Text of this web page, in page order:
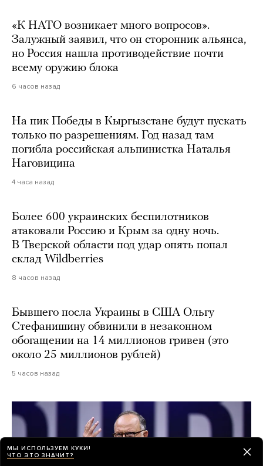
«К НАТО возникает много вопросов».
Залужный заявил, что он сторонник альянса,
но Россия нашла противодействие почти
всему оружию блока
6 часов назад
На пик Победы в Кыргызстане будут пускать
только по разрешениям. Год назад там
погибла российская альпинистка Наталья
Наговицина
4 часа назад
Более 600 украинских беспилотников
атаковали Россию и Крым за одну ночь.
В Тверской области под удар опять попал
склад Wildberries
8 часов назад
Бывшего посла Украины в США Ольгу
Стефанишину обвинили в незаконном
обогащении на 14 миллионов гривен (это
около 25 миллионов рублей)
5 часов назад
МЫ ИСПОЛЬЗУЕМ КУКИ!
ЧТО ЭТО ЗНАЧИТ?